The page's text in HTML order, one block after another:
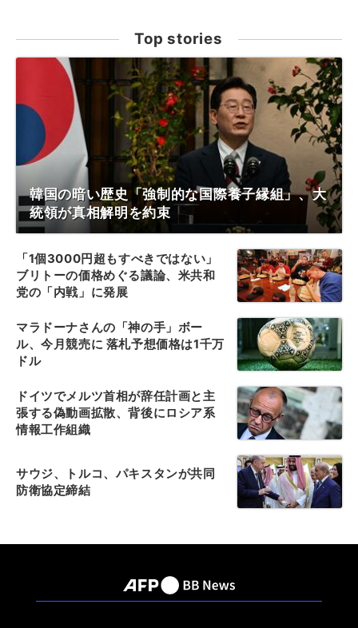
Top stories
韓国の暗い歴史「強制的な国際養子縁組」、大
統領が真相解明を約束
「1個3000円超もすべきではない」
ブリトーの価格めぐる議論、米共和
党の「内戦」に発展
マラドーナさんの「神の手」ボー
ル、今月競売に 落札予想価格は1千万
ドル
ドイツでメルツ首相が辞任計画と主
張する偽動画拡散、背後にロシア系
情報工作組織
サウジ、トルコ、パキスタンが共同
防衛協定締結